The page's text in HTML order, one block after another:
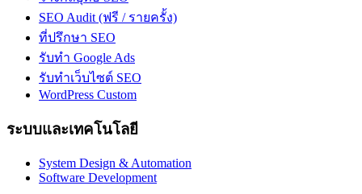
SEO Audit (ฟรี / รายครั้ง)
ที่ปรึกษา SEO
รับทำ Google Ads
รับทำเว็บไซต์ SEO
WordPress Custom
ระบบและเทคโนโลยี
System Design & Automation
Software Development